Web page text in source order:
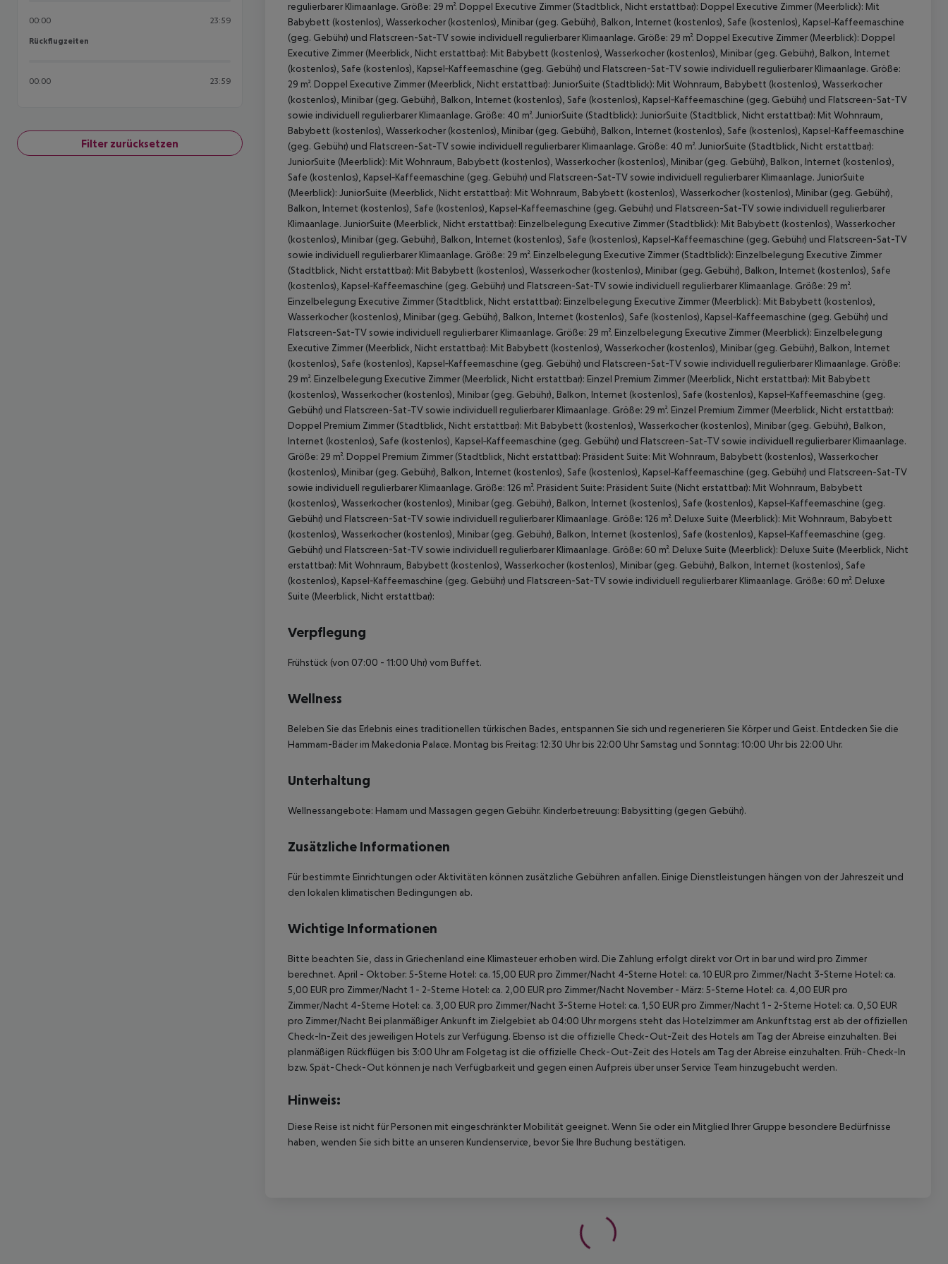
00:00 23:59
Rückflugzeiten
Rückflugzeiten
00:00 23:59
Filter zurücksetzen
regulierbarer Klimaanlage. Größe: 29 m². Doppel Executive Zimmer (Stadtblick, Nicht erstattbar): Doppel Executive Zimmer (Meerblick): Mit
Babybett (kostenlos), Wasserkocher (kostenlos), Minibar (geg. Gebühr), Balkon, Internet (kostenlos), Safe (kostenlos), Kapsel‑Kaffeemaschine
(geg. Gebühr) und Flatscreen-Sat-TV sowie individuell regulierbarer Klimaanlage. Größe: 29 m². Doppel Executive Zimmer (Meerblick): Doppel
Executive Zimmer (Meerblick, Nicht erstattbar): Mit Babybett (kostenlos), Wasserkocher (kostenlos), Minibar (geg. Gebühr), Balkon, Internet
(kostenlos), Safe (kostenlos), Kapsel‑Kaffeemaschine (geg. Gebühr) und Flatscreen-Sat-TV sowie individuell regulierbarer Klimaanlage. Größe:
29 m². Doppel Executive Zimmer (Meerblick, Nicht erstattbar): JuniorSuite (Stadtblick): Mit Wohnraum, Babybett (kostenlos), Wasserkocher
(kostenlos), Minibar (geg. Gebühr), Balkon, Internet (kostenlos), Safe (kostenlos), Kapsel‑Kaffeemaschine (geg. Gebühr) und Flatscreen-Sat-TV
sowie individuell regulierbarer Klimaanlage. Größe: 40 m². JuniorSuite (Stadtblick): JuniorSuite (Stadtblick, Nicht erstattbar): Mit Wohnraum,
Babybett (kostenlos), Wasserkocher (kostenlos), Minibar (geg. Gebühr), Balkon, Internet (kostenlos), Safe (kostenlos), Kapsel‑Kaffeemaschine
(geg. Gebühr) und Flatscreen-Sat-TV sowie individuell regulierbarer Klimaanlage. Größe: 40 m². JuniorSuite (Stadtblick, Nicht erstattbar):
JuniorSuite (Meerblick): Mit Wohnraum, Babybett (kostenlos), Wasserkocher (kostenlos), Minibar (geg. Gebühr), Balkon, Internet (kostenlos),
Safe (kostenlos), Kapsel‑Kaffeemaschine (geg. Gebühr) und Flatscreen-Sat-TV sowie individuell regulierbarer Klimaanlage. JuniorSuite
(Meerblick): JuniorSuite (Meerblick, Nicht erstattbar): Mit Wohnraum, Babybett (kostenlos), Wasserkocher (kostenlos), Minibar (geg. Gebühr),
Balkon, Internet (kostenlos), Safe (kostenlos), Kapsel‑Kaffeemaschine (geg. Gebühr) und Flatscreen-Sat-TV sowie individuell regulierbarer
Klimaanlage. JuniorSuite (Meerblick, Nicht erstattbar): Einzelbelegung Executive Zimmer (Stadtblick): Mit Babybett (kostenlos), Wasserkocher
(kostenlos), Minibar (geg. Gebühr), Balkon, Internet (kostenlos), Safe (kostenlos), Kapsel‑Kaffeemaschine (geg. Gebühr) und Flatscreen-Sat-TV
sowie individuell regulierbarer Klimaanlage. Größe: 29 m². Einzelbelegung Executive Zimmer (Stadtblick): Einzelbelegung Executive Zimmer
(Stadtblick, Nicht erstattbar): Mit Babybett (kostenlos), Wasserkocher (kostenlos), Minibar (geg. Gebühr), Balkon, Internet (kostenlos), Safe
(kostenlos), Kapsel‑Kaffeemaschine (geg. Gebühr) und Flatscreen-Sat-TV sowie individuell regulierbarer Klimaanlage. Größe: 29 m².
Einzelbelegung Executive Zimmer (Stadtblick, Nicht erstattbar): Einzelbelegung Executive Zimmer (Meerblick): Mit Babybett (kostenlos),
Wasserkocher (kostenlos), Minibar (geg. Gebühr), Balkon, Internet (kostenlos), Safe (kostenlos), Kapsel‑Kaffeemaschine (geg. Gebühr) und
Flatscreen-Sat-TV sowie individuell regulierbarer Klimaanlage. Größe: 29 m². Einzelbelegung Executive Zimmer (Meerblick): Einzelbelegung
Executive Zimmer (Meerblick, Nicht erstattbar): Mit Babybett (kostenlos), Wasserkocher (kostenlos), Minibar (geg. Gebühr), Balkon, Internet
(kostenlos), Safe (kostenlos), Kapsel‑Kaffeemaschine (geg. Gebühr) und Flatscreen-Sat-TV sowie individuell regulierbarer Klimaanlage. Größe:
29 m². Einzelbelegung Executive Zimmer (Meerblick, Nicht erstattbar): Einzel Premium Zimmer (Meerblick, Nicht erstattbar): Mit Babybett
(kostenlos), Wasserkocher (kostenlos), Minibar (geg. Gebühr), Balkon, Internet (kostenlos), Safe (kostenlos), Kapsel‑Kaffeemaschine (geg.
Gebühr) und Flatscreen-Sat-TV sowie individuell regulierbarer Klimaanlage. Größe: 29 m². Einzel Premium Zimmer (Meerblick, Nicht erstattbar):
Doppel Premium Zimmer (Stadtblick, Nicht erstattbar): Mit Babybett (kostenlos), Wasserkocher (kostenlos), Minibar (geg. Gebühr), Balkon,
Internet (kostenlos), Safe (kostenlos), Kapsel‑Kaffeemaschine (geg. Gebühr) und Flatscreen-Sat-TV sowie individuell regulierbarer Klimaanlage.
Größe: 29 m². Doppel Premium Zimmer (Stadtblick, Nicht erstattbar): Präsident Suite: Mit Wohnraum, Babybett (kostenlos), Wasserkocher
(kostenlos), Minibar (geg. Gebühr), Balkon, Internet (kostenlos), Safe (kostenlos), Kapsel‑Kaffeemaschine (geg. Gebühr) und Flatscreen-Sat-TV
sowie individuell regulierbarer Klimaanlage. Größe: 126 m². Präsident Suite: Präsident Suite (Nicht erstattbar): Mit Wohnraum, Babybett
(kostenlos), Wasserkocher (kostenlos), Minibar (geg. Gebühr), Balkon, Internet (kostenlos), Safe (kostenlos), Kapsel‑Kaffeemaschine (geg.
Gebühr) und Flatscreen-Sat-TV sowie individuell regulierbarer Klimaanlage. Größe: 126 m². Deluxe Suite (Meerblick): Mit Wohnraum, Babybett
(kostenlos), Wasserkocher (kostenlos), Minibar (geg. Gebühr), Balkon, Internet (kostenlos), Safe (kostenlos), Kapsel‑Kaffeemaschine (geg.
Gebühr) und Flatscreen-Sat-TV sowie individuell regulierbarer Klimaanlage. Größe: 60 m². Deluxe Suite (Meerblick): Deluxe Suite (Meerblick, Nicht
erstattbar): Mit Wohnraum, Babybett (kostenlos), Wasserkocher (kostenlos), Minibar (geg. Gebühr), Balkon, Internet (kostenlos), Safe
(kostenlos), Kapsel‑Kaffeemaschine (geg. Gebühr) und Flatscreen-Sat-TV sowie individuell regulierbarer Klimaanlage. Größe: 60 m². Deluxe
Suite (Meerblick, Nicht erstattbar):
Verpflegung
Frühstück (von 07:00 - 11:00 Uhr) vom Buffet.
Wellness
Beleben Sie das Erlebnis eines traditionellen türkischen Bades, entspannen Sie sich und regenerieren Sie Körper und Geist. Entdecken Sie die
Hammam-Bäder im Makedonia Palace. Montag bis Freitag: 12:30 Uhr bis 22:00 Uhr Samstag und Sonntag: 10:00 Uhr bis 22:00 Uhr.
Unterhaltung
Wellnessangebote: Hamam und Massagen gegen Gebühr. Kinderbetreuung: Babysitting (gegen Gebühr).
Zusätzliche Informationen
Für bestimmte Einrichtungen oder Aktivitäten können zusätzliche Gebühren anfallen. Einige Dienstleistungen hängen von der Jahreszeit und
den lokalen klimatischen Bedingungen ab.
Wichtige Informationen
Bitte beachten Sie, dass in Griechenland eine Klimasteuer erhoben wird. Die Zahlung erfolgt direkt vor Ort in bar und wird pro Zimmer
berechnet. April - Oktober: 5-Sterne Hotel: ca. 15,00 EUR pro Zimmer/Nacht 4-Sterne Hotel: ca. 10 EUR pro Zimmer/Nacht 3-Sterne Hotel: ca.
5,00 EUR pro Zimmer/Nacht 1 - 2-Sterne Hotel: ca. 2,00 EUR pro Zimmer/Nacht November - März: 5-Sterne Hotel: ca. 4,00 EUR pro
Zimmer/Nacht 4-Sterne Hotel: ca. 3,00 EUR pro Zimmer/Nacht 3-Sterne Hotel: ca. 1,50 EUR pro Zimmer/Nacht 1 - 2-Sterne Hotel: ca. 0,50 EUR
pro Zimmer/Nacht Bei planmäßiger Ankunft im Zielgebiet ab 04:00 Uhr morgens steht das Hotelzimmer am Ankunftstag erst ab der offiziellen
Check-In-Zeit des jeweiligen Hotels zur Verfügung. Ebenso ist die offizielle Check-Out-Zeit des Hotels am Tag der Abreise einzuhalten. Bei
planmäßigen Rückflügen bis 3:00 Uhr am Folgetag ist die offizielle Check-Out-Zeit des Hotels am Tag der Abreise einzuhalten. Früh-Check-In
bzw. Spät-Check-Out können je nach Verfügbarkeit und gegen einen Aufpreis über unser Service Team hinzugebucht werden.
Hinweis:
Diese Reise ist nicht für Personen mit eingeschränkter Mobilität geeignet. Wenn Sie oder ein Mitglied Ihrer Gruppe besondere Bedürfnisse
haben, wenden Sie sich bitte an unseren Kundenservice, bevor Sie Ihre Buchung bestätigen.